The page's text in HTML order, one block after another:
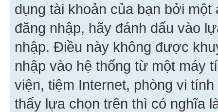
dụng tài khoản của bạn bởi
đăng nhập, hãy đánh dấu vào
nhập. Điều này không được
nhập vào hệ thống từ một máy
viện, tiệm Internet, phòng vi
thấy lựa chọn trên thì có nghĩa